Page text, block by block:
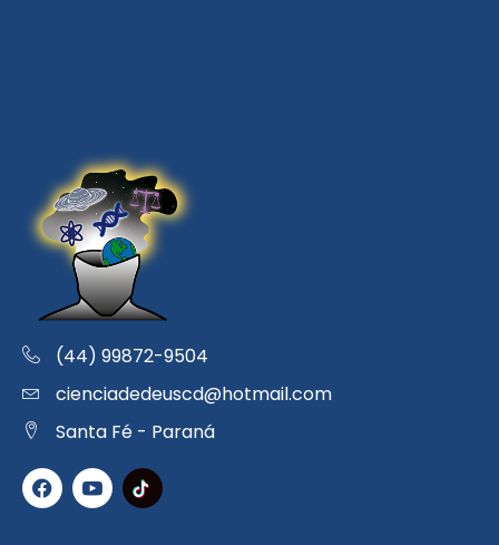
(44) 99872-9504
cienciadedeuscd@hotmail.com
Santa Fé - Paraná